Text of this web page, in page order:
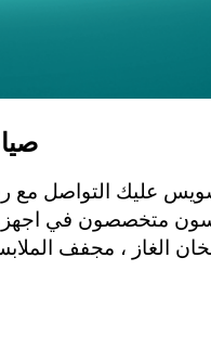
متخصصون في